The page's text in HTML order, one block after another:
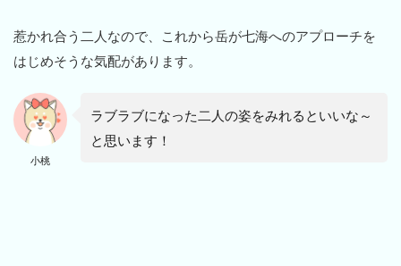
惹かれ合う二人なので、これから岳が七海へのアプローチを
はじめそうな気配があります。
小桃
ラブラブになった二人の姿をみれるといいな～
と思います！